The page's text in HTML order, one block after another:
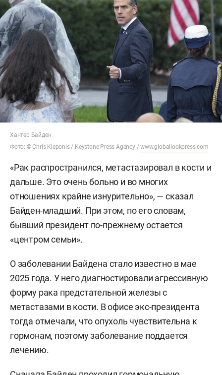
Хантер Байден
Фото: © Chris Kleponis / Keystone Press Agency /www.globallookpress.com
«Рак распространился, метастазировал в кости и
дальше. Это очень больно и во многих
отношениях крайне изнурительно», — сказал
Байден-младший. При этом, по его словам,
бывший президент по-прежнему остается
«центром семьи».
О заболевании Байдена стало известно в мае
2025 года. У него диагностировали агрессивную
форму рака предстательной железы с
метастазами в кости. В офисе экс-президента
тогда отмечали, что опухоль чувствительна к
гормонам, поэтому заболевание поддается
лечению.